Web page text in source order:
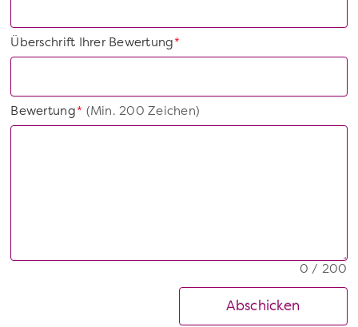
*
Überschrift Ihrer Bewertung
*
Bewertung(Min. 200 Zeichen)
0 / 200
Abschicken